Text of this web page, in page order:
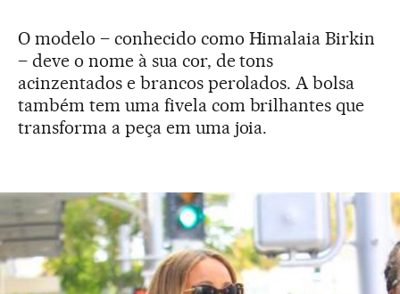
O modelo – conhecido como Himalaia Birkin
– deve o nome à sua cor, de tons
acinzentados e brancos perolados. A bolsa
também tem uma fivela com brilhantes que
transforma a peça em uma joia.